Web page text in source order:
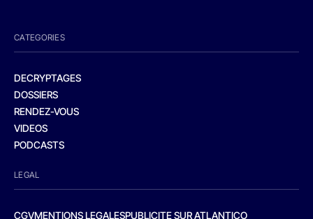
CATEGORIES
DECRYPTAGES
DOSSIERS
RENDEZ-VOUS
VIDEOS
PODCASTS
LEGAL
CGVMENTIONS LEGALESPUBLICITE SUR ATLANTICO